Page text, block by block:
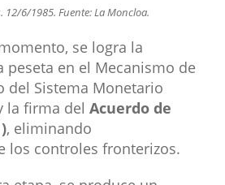
12/6/1985. Fuente: La Moncloa.​
se logra la
peseta en el Mecanismo de
del Sistema Monetario
la firma del Acuerdo de
, eliminando
los controles fronterizos.